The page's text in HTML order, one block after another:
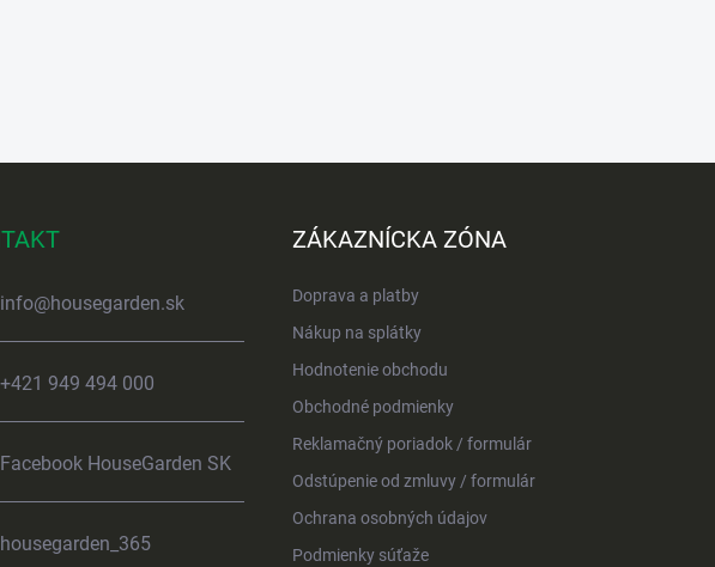
info@housegarden.sk
+421 949 494 000
Facebook HouseGarden SK
housegarden_365
ZÁKAZNÍCKA ZÓNA
Doprava a platby
Nákup na splátky
Hodnotenie obchodu
Obchodné podmienky
Reklamačný poriadok / formulár
Odstúpenie od zmluvy / formulár
Ochrana osobných údajov
Podmienky súťaže